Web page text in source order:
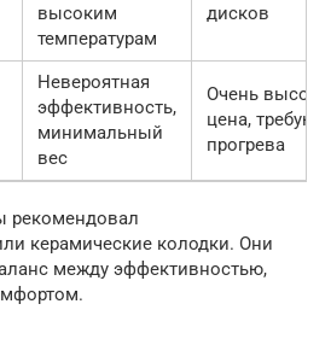
высоким
температурам
дисков
Невероятная
эффективность,
минимальный
вес
Очень
цена, требуют
прогрева
рекомендовал
керамические колодки. Они
между эффективностью,